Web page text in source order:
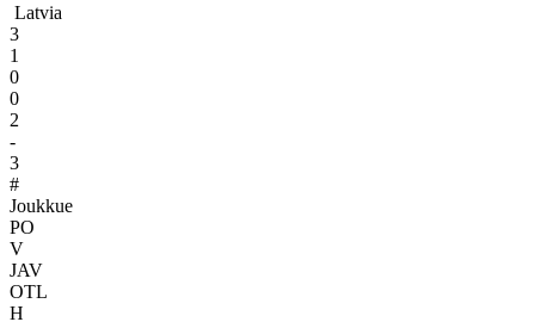
Latvia
3
1
0
0
2
-
3
#
Joukkue
PO
V
JAV
OTL
H